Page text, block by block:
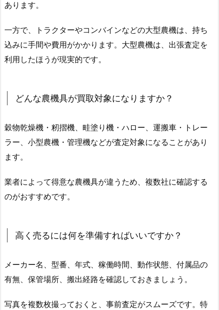
あります。
一方で、トラクターやコンバインなどの大型農機は、持ち
込みに手間や費用がかかります。大型農機は、出張査定を
利用したほうが現実的です。
どんな農機具が買取対象になりますか？
穀物乾燥機・籾摺機、畦塗り機・ハロー、運搬車・トレー
ラー、小型農機・管理機などが査定対象になることがあり
ます。
業者によって得意な農機具が違うため、複数社に確認する
のがおすすめです。
高く売るには何を準備すればいいですか？
メーカー名、型番、年式、稼働時間、動作状態、付属品の
有無、保管場所、搬出経路を確認しておきましょう。
写真を複数枚撮っておくと、事前査定がスムーズです。特